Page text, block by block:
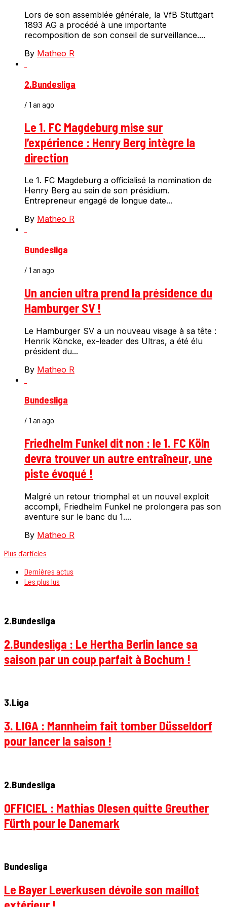
Lors de son assemblée générale, la VfB Stuttgart
1893 AG a procédé à une importante
recomposition de son conseil de surveillance....
By Matheo R
2.Bundesliga
/ 1 an ago
Le 1. FC Magdeburg mise sur
l’expérience : Henry Berg intègre la
direction
Le 1. FC Magdeburg a officialisé la nomination de
Henry Berg au sein de son présidium.
Entrepreneur engagé de longue date...
By Matheo R
Bundesliga
/ 1 an ago
Un ancien ultra prend la présidence du
Hamburger SV !
Le Hamburger SV a un nouveau visage à sa tête :
Henrik Köncke, ex-leader des Ultras, a été élu
président du...
By Matheo R
Bundesliga
/ 1 an ago
Friedhelm Funkel dit non : le 1. FC Köln
devra trouver un autre entraîneur, une
piste évoqué !
Malgré un retour triomphal et un nouvel exploit
accompli, Friedhelm Funkel ne prolongera pas son
aventure sur le banc du 1....
By Matheo R
Plus d’articles
Dernières actus
Les plus lus
2.Bundesliga
2.Bundesliga : Le Hertha Berlin lance sa
saison par un coup parfait à Bochum !
3.Liga
3. LIGA : Mannheim fait tomber Düsseldorf
pour lancer la saison !
2.Bundesliga
OFFICIEL : Mathias Olesen quitte Greuther
Fürth pour le Danemark
Bundesliga
Le Bayer Leverkusen dévoile son maillot